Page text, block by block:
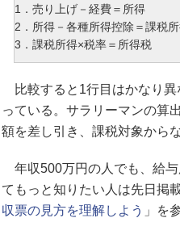
1．売り上げ－経費＝所得
2．所得－各種所得控除＝課税
3．課税所得×税率＝所得税
比較すると1行目はかなり異
っている。サラリーマンの算
額を差し引き、課税対象から
年収500万円の人でも、給
てもっと知りたい人は先日掲
収票の見方を理解しよう 」を